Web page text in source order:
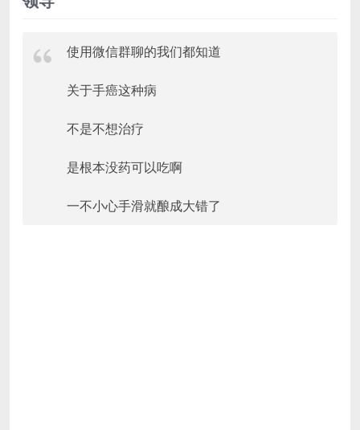
使用微信群聊的我们都知道
关于手癌这种病
不是不想治疗
是根本没药可以吃啊
一不小心手滑就酿成大错了